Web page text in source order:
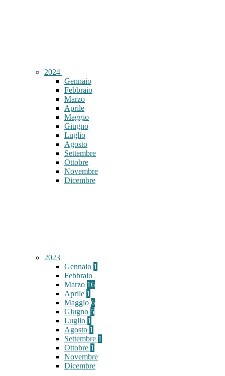
2024
Gennaio
Febbraio
Marzo
Aprile
Maggio
Giugno
Luglio
Agosto
Settembre
Ottobre
Novembre
Dicembre
2023
Gennaio 1
Febbraio
Marzo 16
Aprile 1
Maggio 6
Giugno 5
Luglio 1
Agosto 1
Settembre 1
Ottobre 1
Novembre
Dicembre